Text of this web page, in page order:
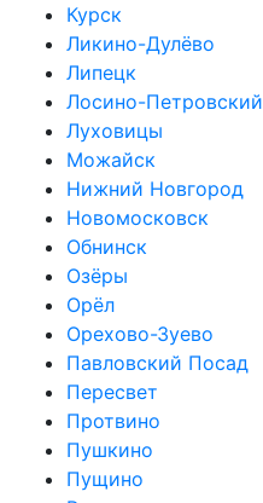
Курск
Ликино-Дулёво
Липецк
Лосино-Петровский
Луховицы
Можайск
Нижний Новгород
Новомосковск
Обнинск
Озёры
Орёл
Орехово-Зуево
Павловский Посад
Пересвет
Протвино
Пушкино
Пущино